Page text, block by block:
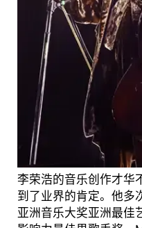
李荣浩的音乐创作才华
到了业界的肯定。他多
亚洲音乐大奖亚洲最佳